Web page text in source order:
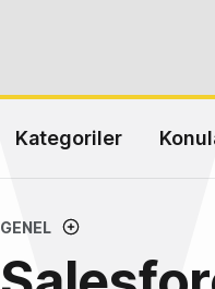
Kategoriler
GENEL